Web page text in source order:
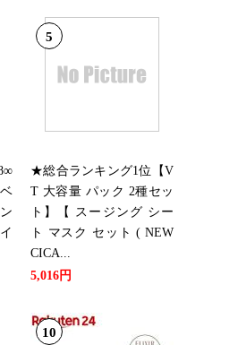
5
★総合ランキング1位【V
T 大容量 パック 2種セッ
ト】【 スージング シー
ト マスク セット ( NEW
CICA...
5,016円
10